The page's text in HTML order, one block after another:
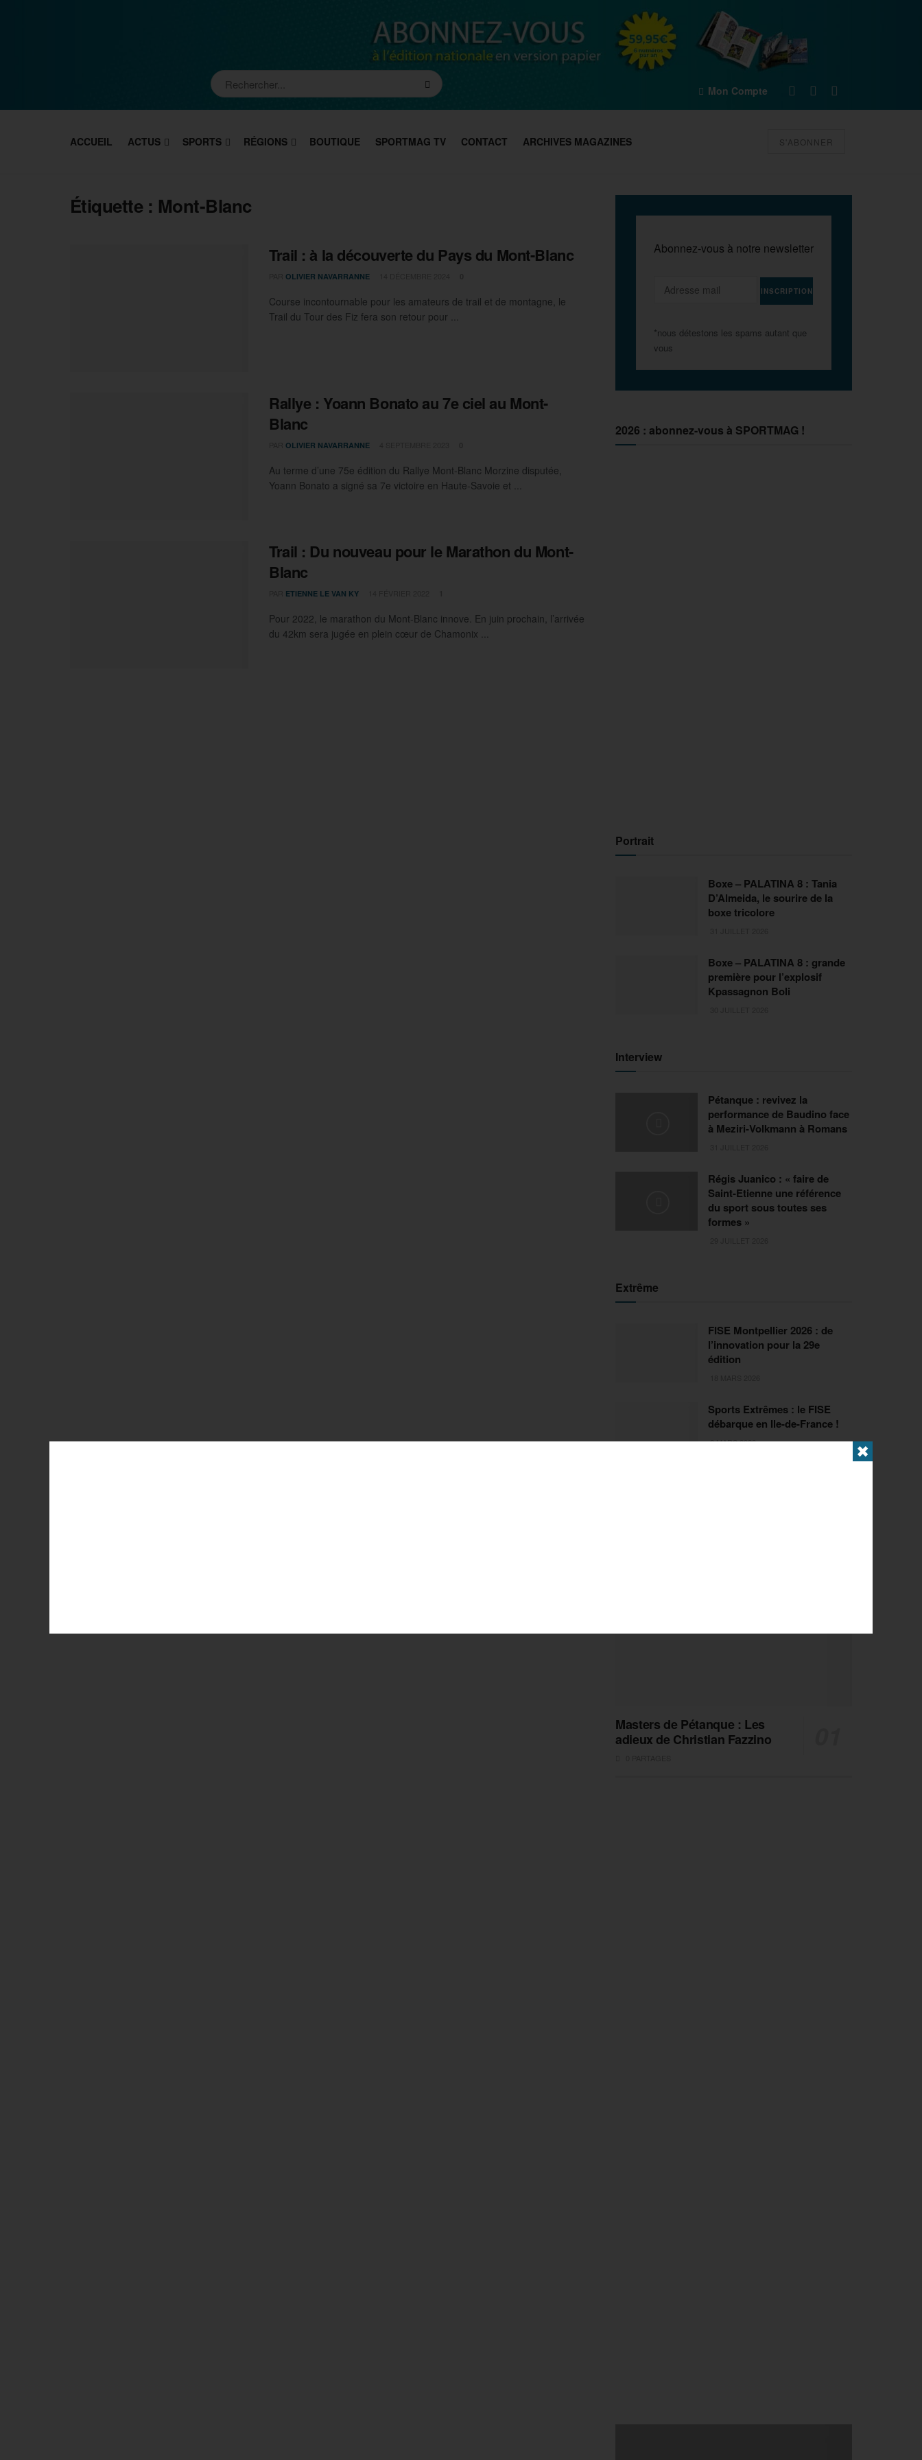
Mon Compte
ACCUEIL ACTUS SPORTS RÉGIONS BOUTIQUE SPORTMAG TV CONTACT ARCHIVES MAGAZINES S'ABONNER
Étiquette : Mont-Blanc
Trail : à la découverte du Pays du Mont-Blanc
OLIVIER NAVARRANNE
Course incontournable pour les amateurs de trail et de montagne, le
Trail du Tour des Fiz fera son retour pour ...
Rallye : Yoann Bonato au 7e ciel au Mont-
Blanc
OLIVIER NAVARRANNE
Au terme d’une 75e édition du Rallye Mont-Blanc Morzine disputée,
Yoann Bonato a signé sa 7e victoire en Haute-Savoie et ...
Trail : Du nouveau pour le Marathon du Mont-
Blanc
ETIENNE LE VAN KY
Pour 2022, le marathon du Mont-Blanc innove. En juin prochain, l’arrivée
du 42km sera jugée en plein cœur de Chamonix ...
Abonnez-vous à notre newsletter
*nous détestons les spams autant que
vous
2026 : abonnez-vous à SPORTMAG !
Portrait
Boxe – PALATINA 8 : Tania
D’Almeida, le sourire de la
boxe tricolore
Boxe – PALATINA 8 : grande
première pour l’explosif
Kpassagnon Boli
Interview
Pétanque : revivez la
performance de Baudino face
à Meziri-Volkmann à Romans
Régis Juanico : « faire de
Saint-Etienne une référence
du sport sous toutes ses
formes »
Extrême
FISE Montpellier 2026 : de
l’innovation pour la 29e
édition
Sports Extrêmes : le FISE
débarque en Ile-de-France !
2 MARS 2026
Masters de Pétanque : Les
adieux de Christian Fazzino
✖